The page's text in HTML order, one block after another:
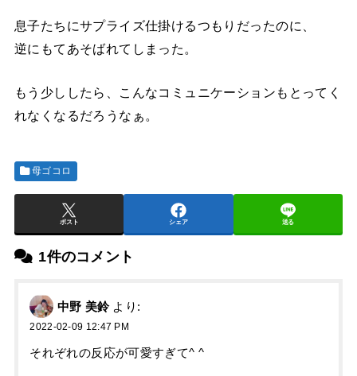
息子たちにサプライズ仕掛けるつもりだったのに、
逆にもてあそばれてしまった。
もう少ししたら、こんなコミュニケーションもとってく
れなくなるだろうなぁ。
母ゴコロ
ポスト シェア 送る
1件のコメント
中野 美鈴 より:
2022-02-09 12:47 PM
それぞれの反応が可愛すぎて^ ^